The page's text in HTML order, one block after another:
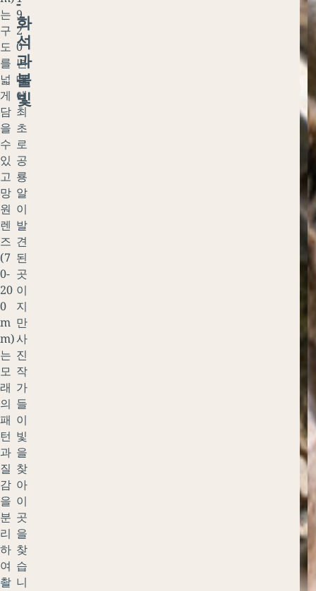
는
구
도
를
넓
게
담
을
수
있
고
망
원
렌
즈
(7
0-
20
0
m
m)
는
모
래
의
패
턴
과
질
감
을
분
리
하
여
촬
화
석
과
불
빛
9
2
0
년
대
에
최
초
로
공
룡
알
이
발
견
된
곳
이
지
만
사
진
작
가
들
이
빛
을
찾
아
이
곳
을
찾
습
니
몰
까
지
.
,
독
수